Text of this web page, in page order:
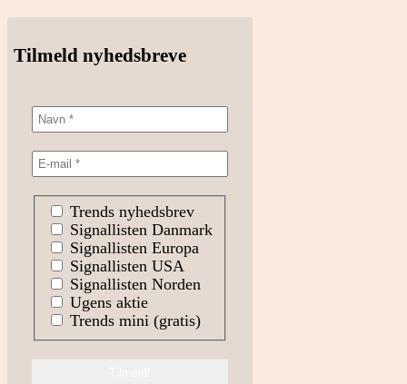
Tilmeld nyhedsbreve
Trends nyhedsbrev
Signallisten Danmark
Signallisten Europa
Signallisten USA
Signallisten Norden
Ugens aktie
Trends mini (gratis)